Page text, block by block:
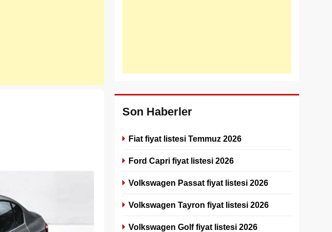
Son Haberler
Fiat fiyat listesi Temmuz 2026
Ford Capri fiyat listesi 2026
Volkswagen Passat fiyat listesi 2026
Volkswagen Tayron fiyat listesi 2026
Volkswagen Golf fiyat listesi 2026